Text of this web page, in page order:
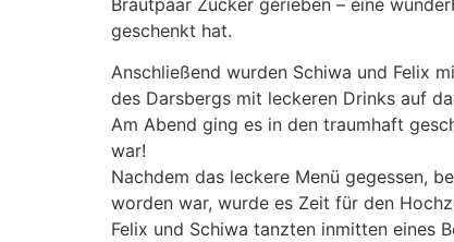
geschenkt hat.
Anschließend wurden Schiwa und Felix
des Darsbergs mit leckeren Drinks auf
Am Abend ging es in den traumhaft
war!
Nachdem das leckere Menü gegessen,
worden war, wurde es Zeit für den
Felix und Schiwa tanzten inmitten eines